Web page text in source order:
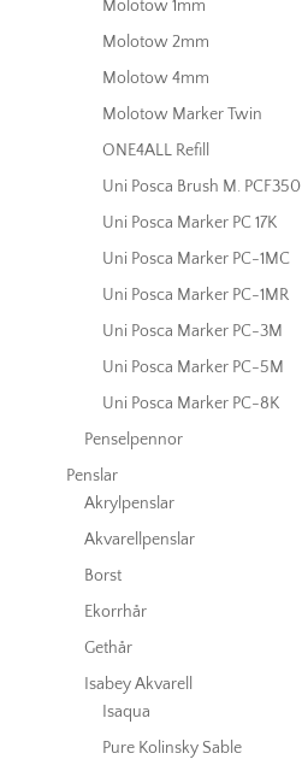
Molotow 1mm
Molotow 2mm
Molotow 4mm
Molotow Marker Twin
ONE4ALL Refill
Uni Posca Brush M. PCF350
Uni Posca Marker PC 17K
Uni Posca Marker PC-1MC
Uni Posca Marker PC-1MR
Uni Posca Marker PC-3M
Uni Posca Marker PC-5M
Uni Posca Marker PC-8K
Penselpennor
Penslar
Akrylpenslar
Akvarellpenslar
Borst
Ekorrhår
Gethår
Isabey Akvarell
Isaqua
Pure Kolinsky Sable